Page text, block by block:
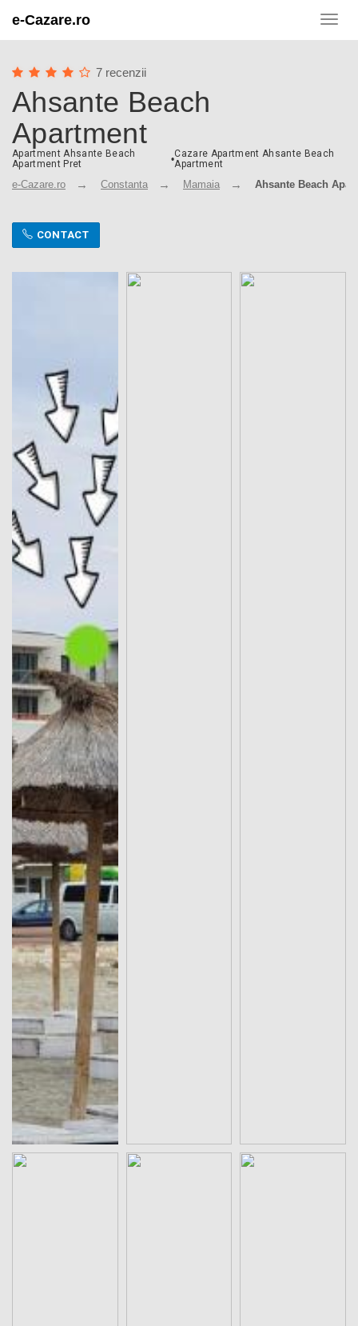
e-Cazare.ro
7 recenzii
Ahsante Beach
Apartment
Apartment Ahsante Beach
Apartment Pret
•Cazare Apartment Ahsante Beach
Apartment
e-Cazare.ro Constanta Mamaia Ahsante Beach
CONTACT